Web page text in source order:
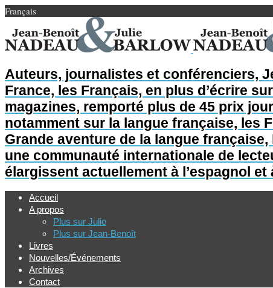
Français
Auteurs, journalistes et conférenciers,
France, les Français, en plus d’écrire
magazines, remporté plus de 45 prix
notamment sur la langue française, les
Grande aventure de la langue
une communauté internationale de
élargissent actuellement à l’espagnol et
Accueil
A propos
Plus sur Julie
Plus sur Jean-Benoît
Livres
Nouvelles/Événements
Archives
Contact